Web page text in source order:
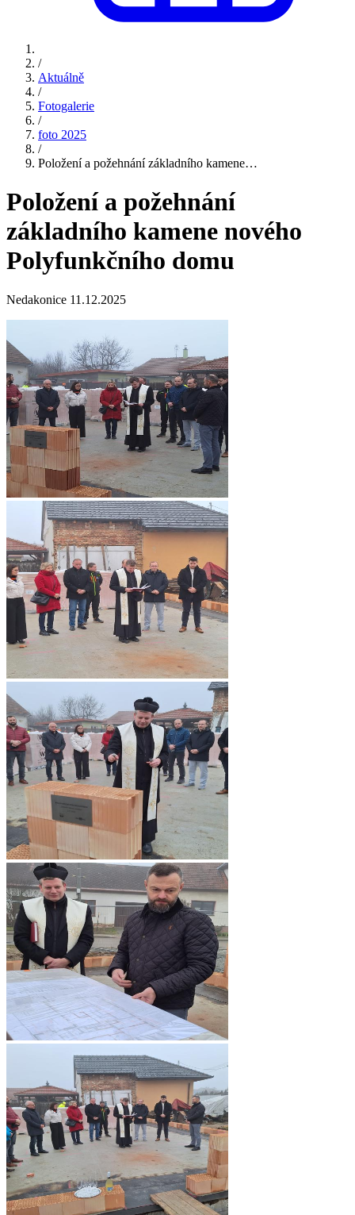
/
Aktuálně
/
Fotogalerie
/
foto 2025
/
Položení a požehnání základního kamene…
Položení a požehnání
základního kamene nového
Polyfunkčního domu
Nedakonice 11.12.2025